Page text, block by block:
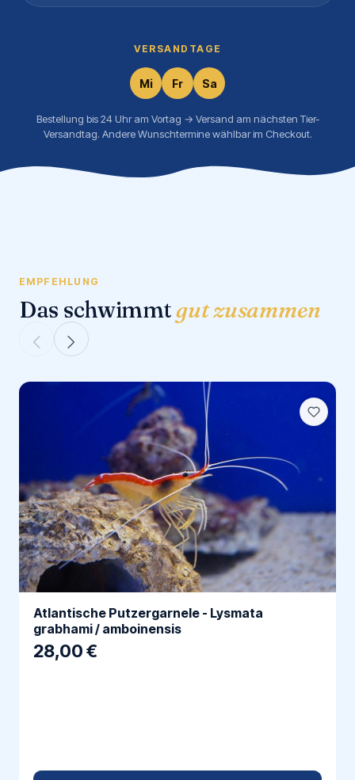
VERSANDTAGE
Mi Fr Sa
Bestellung bis 24 Uhr am Vortag → Versand am nächsten Tier-
Versandtag. Andere Wunschtermine wählbar im Checkout.
EMPFEHLUNG
Das schwimmtgut zusammen
Atlantische Putzergarnele - Lysmata
grabhami / amboinensis
28,00 €